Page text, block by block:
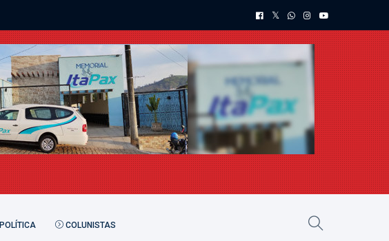
POLÍTICA COLUNISTAS